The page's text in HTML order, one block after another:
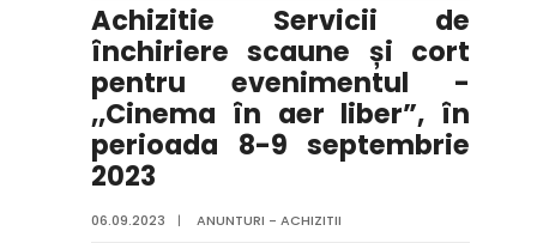
Achizitie Servicii de
închiriere scaune și cort
pentru evenimentul -
,,Cinema în aer liber”, în
perioada 8-9 septembrie
2023
06.09.2023 | ANUNTURI - ACHIZITII